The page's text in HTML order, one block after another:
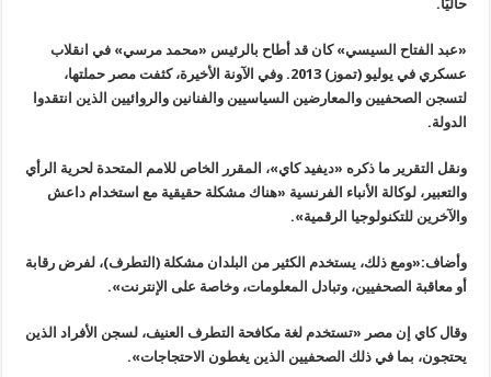
حاليًا.
«عبد الفتاح السيسي» كان قد أطاح بالرئيس «محمد مرسي» في انقلاب
عسكري في يوليو (تموز) 2013. وفي الآونة الأخيرة، كثفت مصر حملتها،
لتسجن الصحفيين والمعارضين السياسيين والفنانين والروائيين الذين انتقدوا
الدولة.
ونقل التقرير ما ذكره «ديفيد كاي»، المقرر الخاص للامم المتحدة لحرية الرأي
والتعبير، لوكالة الأنباء الفرنسية «هناك مشكلة حقيقية مع استخدام داعش
والآخرين للتكنولوجيا الرقمية».
وأضاف:«ومع ذلك، يستخدم الكثير من البلدان مشكلة (التطرف)، لفرض رقابة
أو معاقبة الصحفيين، وتبادل المعلومات، وخاصة على الإنترنت».
وقال كاي إن مصر «تستخدم لغة مكافحة التطرف العنيف، لسجن الأفراد الذين
يحتجون، بما في ذلك الصحفيين الذين يغطون الاحتجاجات».